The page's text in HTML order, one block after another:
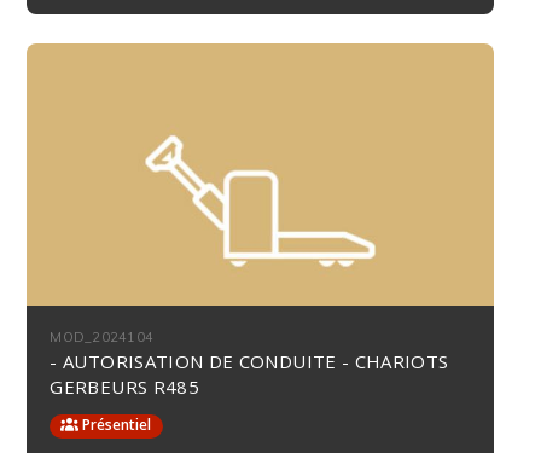
MOD_2024104
- AUTORISATION DE CONDUITE - CHARIOTS
GERBEURS R485
Présentiel